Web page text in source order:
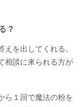
？
を出してくれる。
相談に来られる方が
ら１回で魔法の粉を